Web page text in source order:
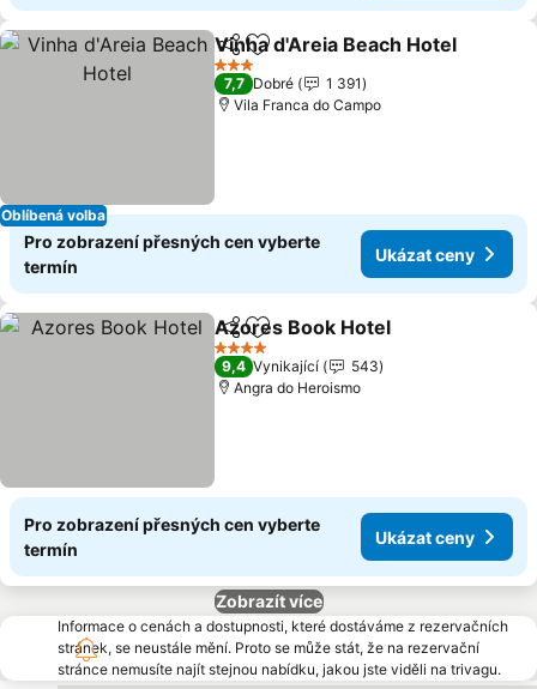
Oblíbená volba
SdíletPřidat na seznam oblíbených
Vinha d'Areia Beach Hotel
3 Počet hvězdiček
7,7 Dobré
1 391
Vila Franca do Campo
Pro zobrazení přesných cen vyberte
termín
Ukázat ceny
SdíletPřidat na seznam oblíbených
Azores Book Hotel
4 Počet hvězdiček
9,4 Vynikající
543
Angra do Heroismo
Pro zobrazení přesných cen vyberte
termín
Ukázat ceny
Zobrazít více
Informace o cenách a dostupnosti, které dostáváme z rezervačních
stránek, se neustále mění. Proto se může stát, že na rezervační
stránce nemusíte najít stejnou nabídku, jakou jste viděli na trivagu.